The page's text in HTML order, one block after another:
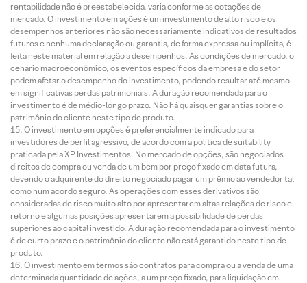
rentabilidade não é preestabelecida, varia conforme as cotações de
mercado. O investimento em ações é um investimento de alto risco e os
desempenhos anteriores não são necessariamente indicativos de resultados
futuros e nenhuma declaração ou garantia, de forma expressa ou implícita, é
feita neste material em relação a desempenhos. As condições de mercado, o
cenário macroeconômico, os eventos específicos da empresa e do setor
podem afetar o desempenho do investimento, podendo resultar até mesmo
em significativas perdas patrimoniais. A duração recomendada para o
investimento é de médio-longo prazo. Não há quaisquer garantias sobre o
patrimônio do cliente neste tipo de produto.
O investimento em opções é preferencialmente indicado para
investidores de perfil agressivo, de acordo com a política de suitability
praticada pela XP Investimentos. No mercado de opções, são negociados
direitos de compra ou venda de um bem por preço fixado em data futura,
devendo o adquirente do direito negociado pagar um prêmio ao vendedor tal
como num acordo seguro. As operações com esses derivativos são
consideradas de risco muito alto por apresentarem altas relações de risco e
retorno e algumas posições apresentarem a possibilidade de perdas
superiores ao capital investido. A duração recomendada para o investimento
é de curto prazo e o patrimônio do cliente não está garantido neste tipo de
produto.
O investimento em termos são contratos para compra ou a venda de uma
determinada quantidade de ações, a um preço fixado, para liquidação em